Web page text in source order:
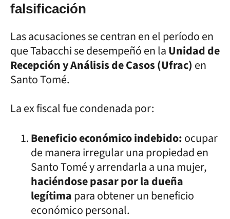
falsificación
Las acusaciones se centran en el período en
que Tabacchi se desempeñó en laUnidad de
Recepción y Análisis de Casos (Ufrac) en
Santo Tomé.
La ex fiscal fue condenada por:
Beneficio económico indebido:ocupar
de manera irregular una propiedad en
Santo Tomé y arrendarla a una mujer,
haciéndose pasar por la dueña
legítimapara obtener un beneficio
económico personal.